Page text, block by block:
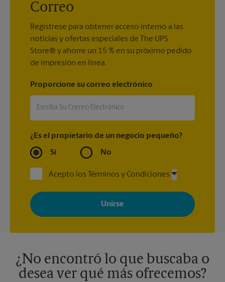
Correo
Regístrese para obtener acceso interno a las
noticias y ofertas especiales de The UPS
Store® y ahorre un 15 % en su próximo pedido
de impresión en línea.
Proporcione su correo electrónico
¿Es el propietario de un negocio pequeño?
Sí No
Acepto los Términos y Condiciones
Al registrarse, acepta recibir correos electrónicos de The UPS
Store con noticias, ofertas especiales, promociones y mensajes
adaptados a sus intereses. Puede darse de baja en cualquier
momento. Para más información, consulte nuestra política de
¿No encontró lo que buscaba o
desea ver qué más ofrecemos?